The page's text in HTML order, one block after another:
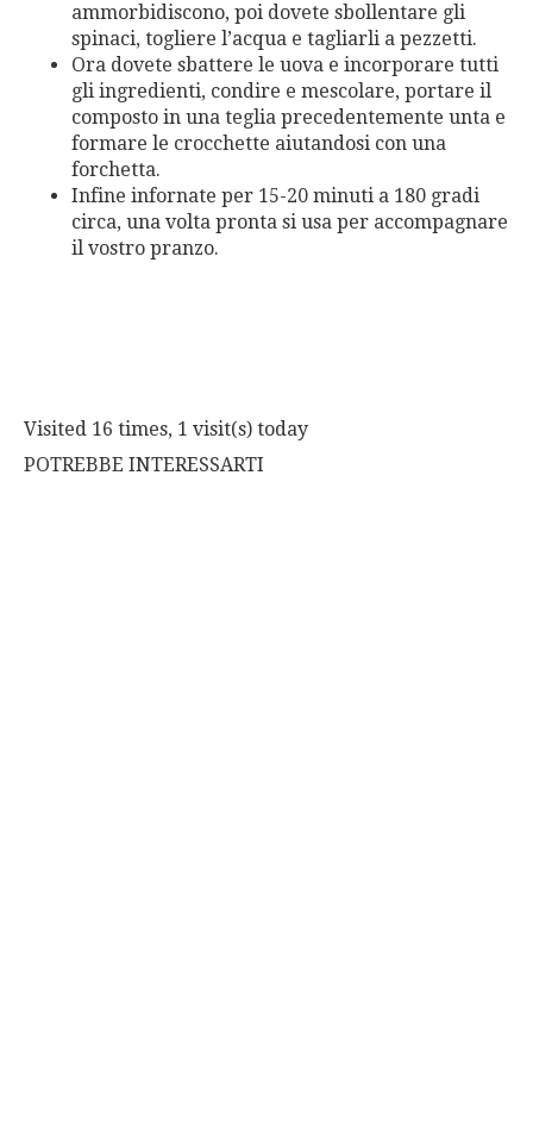
ammorbidiscono, poi dovete sbollentare gli
spinaci, togliere l’acqua e tagliarli a pezzetti.
Ora dovete sbattere le uova e incorporare tutti
gli ingredienti, condire e mescolare, portare il
composto in una teglia precedentemente unta e
formare le crocchette aiutandosi con una
forchetta.
Infine infornate per 15-20 minuti a 180 gradi
circa, una volta pronta si usa per accompagnare
il vostro pranzo.
Visited 16 times, 1 visit(s) today
POTREBBE INTERESSARTI